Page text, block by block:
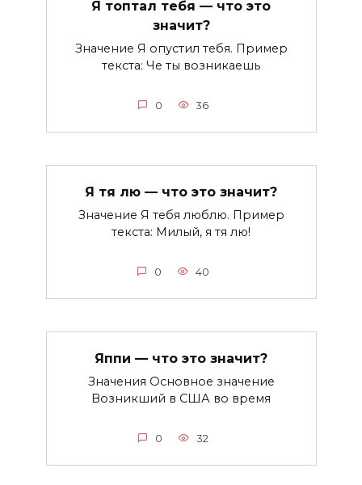
Я топтал тебя — что это
значит?
Значение Я опустил тебя. Пример
текста: Че ты возникаешь
0 36
Я тя лю — что это значит?
Значение Я тебя люблю. Пример
текста: Милый, я тя лю!
0 40
Яппи — что это значит?
Значения Основное значение
Возникший в США во время
0 32